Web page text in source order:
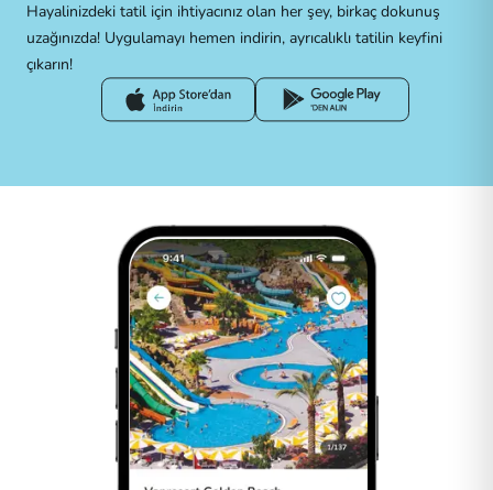
Hayalinizdeki tatil için ihtiyacınız olan her şey, birkaç dokunuş
uzağınızda! Uygulamayı hemen indirin, ayrıcalıklı tatilin keyfini
çıkarın!